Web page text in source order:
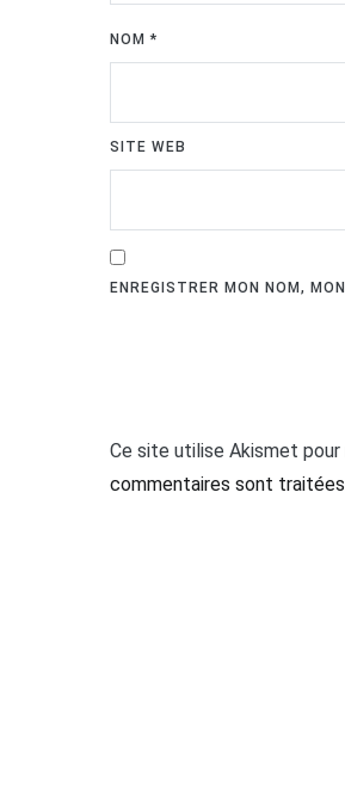
NOM*
SITE WEB
ENREGISTRER MON NOM,
Ce site utilise Akismet pour
commentaires sont traitées